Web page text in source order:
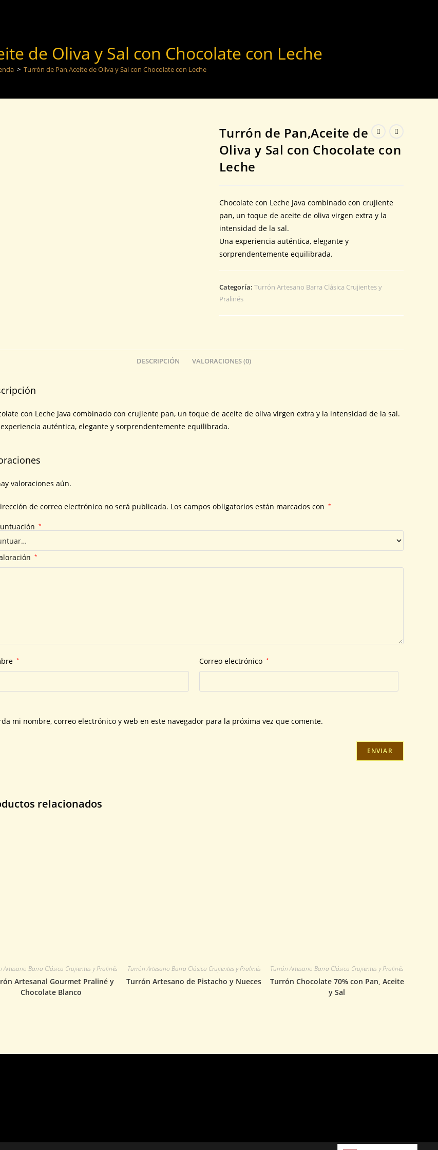
de Oliva y Sal con Chocolate con Leche
> Turrón de Pan,Aceite de Oliva y Sal con Chocolate con Leche
Turrón de Pan,Aceite de
Oliva y Sal con Chocolate con
Leche
Chocolate con Leche Java combinado con crujiente
pan, un toque de aceite de oliva virgen extra y la
intensidad de la sal.
Una experiencia auténtica, elegante y
sorprendentemente equilibrada.
Categoría: Turrón Artesano Barra Clásica Crujientes y
Pralinés
DESCRIPCIÓN VALORACIONES (0)
con Leche Java combinado con crujiente pan, un toque de aceite de oliva virgen extra y la intensidad de la sal.
auténtica, elegante y sorprendentemente equilibrada.
valoraciones aún.
de correo electrónico no será publicada. Los campos obligatorios están marcados con *
*
*
* Correo electrónico *
mi nombre, correo electrónico y web en este navegador para la próxima vez que comente.
relacionados
Artesano Barra Clásica Crujientes y Pralinés
Artesanal Gourmet Praliné y
Chocolate Blanco
Turrón Artesano Barra Clásica Crujientes y Pralinés
Turrón Artesano de Pistacho y Nueces
Turrón Artesano Barra Clásica Crujientes y Pralinés
Turrón Chocolate 70% con Pan, Aceite
y Sal